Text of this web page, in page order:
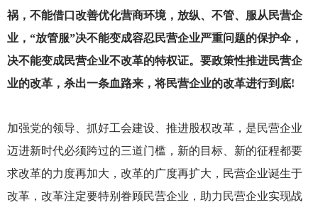
祸，不能借口改善优化营商环境，放纵、不管、服从民营企
业，“放管服”决不能变成容忍民营企业严重问题的保护伞，
决不能变成民营企业不改革的特权证。要政策性推进民营企
业的改革，杀出一条血路来，将民营企业的改革进行到底!
加强党的领导、抓好工会建设、推进股权改革，是民营企业
迈进新时代必须跨过的三道门槛，新的目标、新的征程都要
求改革的力度再加大，改革的广度再扩大，民营企业诞生于
改革，改革注定要特别眷顾民营企业，助力民营企业实现战